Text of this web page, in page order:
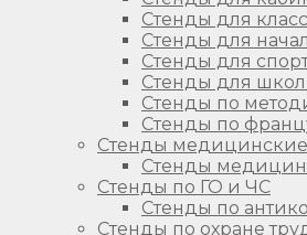
Стенды для
Стенды для
Стенды для
Стенды для
Стенды по
Стенды по
Стенды медицинские
Стенды
Стенды по ГО и ЧС
Стенды по
Стенды по охране